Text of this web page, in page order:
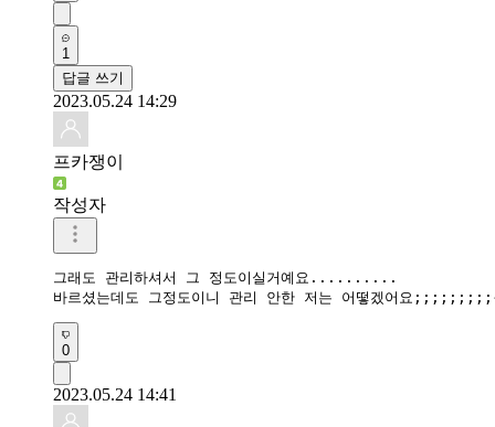
1
답글 쓰기
2023.05.24 14:29
프카쟁이
작성자
그래도 관리하셔서 그 정도이실거예요..........
바르셨는데도 그정도이니 관리 안한 저는 어떻겠어요
0
2023.05.24 14:41